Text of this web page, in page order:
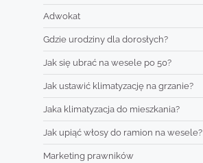
Adwokat
Gdzie urodziny dla dorosłych?
Jak się ubrać na wesele po 50?
Jak ustawić klimatyzację na grzanie?
Jaka klimatyzacja do mieszkania?
Jak upiąć włosy do ramion na wesele?
Marketing prawników